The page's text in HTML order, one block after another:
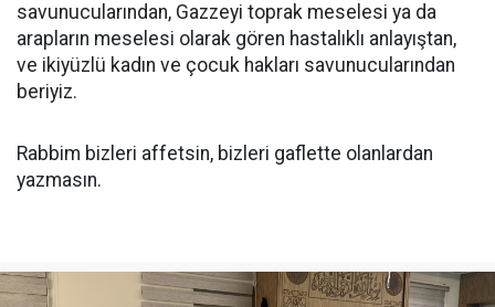
savunucularından, Gazzeyi toprak meselesi ya da
arapların meselesi olarak gören hastalıklı anlayıştan,
ve ikiyüzlü kadın ve çocuk hakları savunucularından
beriyiz.
Rabbim bizleri affetsin, bizleri gaflette olanlardan
yazmasın.